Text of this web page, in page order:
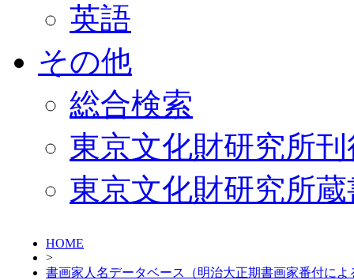
英語
その他
総合検索
東京文化財研究所
東京文化財研究所
HOME
>
書画家人名データベース（明治大正期書画家番付によ